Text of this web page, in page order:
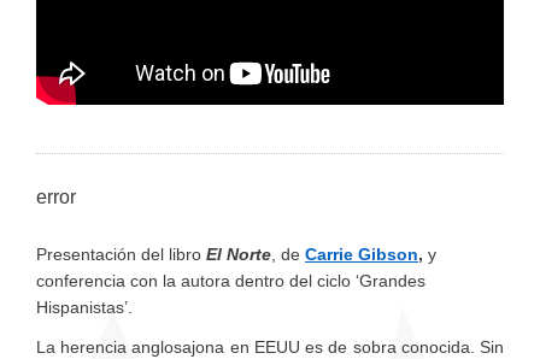
error
Presentación del libro El Norte, de Carrie Gibson, y
conferencia con la autora dentro del ciclo ‘Grandes
Hispanistas’.
La herencia anglosajona en EEUU es de sobra conocida. Sin